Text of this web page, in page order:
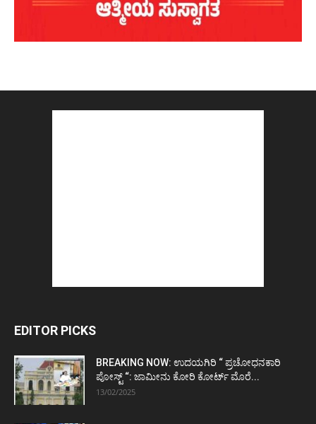
EDITOR PICKS
BREAKING NOW: ಉದಯಗಿರಿ “ ಪ್ರಚೋಧನಕಾರಿ
ಪೋಸ್ಟ್‌ “: ಜಾಮೀನು ಕೋರಿ ಕೋರ್ಟ್‌ ಮೊರೆ...
13/02/2025